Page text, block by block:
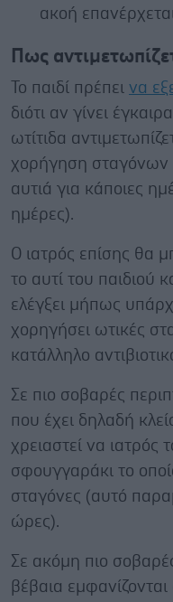
ακοή
Πως
Το παιδί πρέπει να
διότι αν γίνει
ωτίτιδα
χορήγηση σταγόνων
αυτιά για κάποιες
ημέρες).
Ο ιατρός επίσης θα
το αυτί του παιδιού
ελέγξει μήπως
χορηγήσει ωτικές
κατάλληλο
Σε πιο σοβαρές
που έχει δηλαδή
χρειαστεί να ιατρός
σφουγγαράκι το
σταγόνες (αυτό
ώρες).
Σε ακόμη πιο
βέβαια